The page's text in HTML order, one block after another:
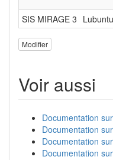
SIS MIRAGE 3
Modifier
Voir aussi
Documentation
Documentation
Documentation
Documentation